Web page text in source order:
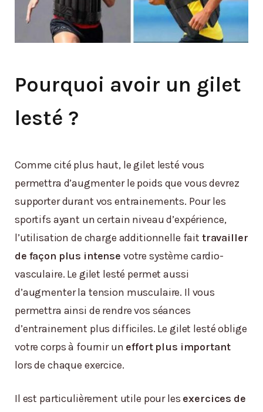
Pourquoi avoir un gilet
lesté ?
Comme cité plus haut, le gilet lesté vous
permettra d’augmenter le poids que vous devrez
supporter durant vos entrainements. Pour les
sportifs ayant un certain niveau d’expérience,
l’utilisation de charge additionnelle fait travailler
de façon plus intense votre système cardio-
vasculaire. Le gilet lesté permet aussi
d’augmenter la tension musculaire. Il vous
permettra ainsi de rendre vos séances
d’entrainement plus difficiles. Le gilet lesté oblige
votre corps à fournir un effort plus important
lors de chaque exercice.
Il est particulièrement utile pour les exercices de